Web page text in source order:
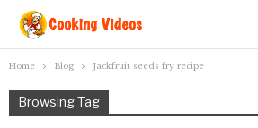
Home Blog Jackfruit seeds fry recipe
Browsing Tag